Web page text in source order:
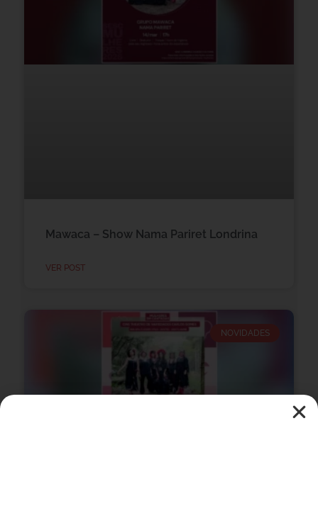
Mawaca – Show Nama Pariret Londrina
VER POST
NOVIDADES